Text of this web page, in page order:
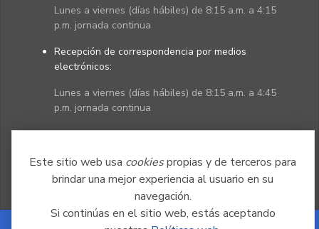
Este sitio web usa cookiespropias y de terceros para
brindar una mejor experiencia al usuario en su
navegación.
Si continúas en el sitio web, estás aceptando
Lunes a viernes (días hábiles) de 8:15 a.m. a 4:15
p.m. jornada continua
Recepción de correspondencia por medios
electrónicos:
Lunes a viernes (días hábiles) de 8:15 a.m. a 4:45
p.m. jornada continua